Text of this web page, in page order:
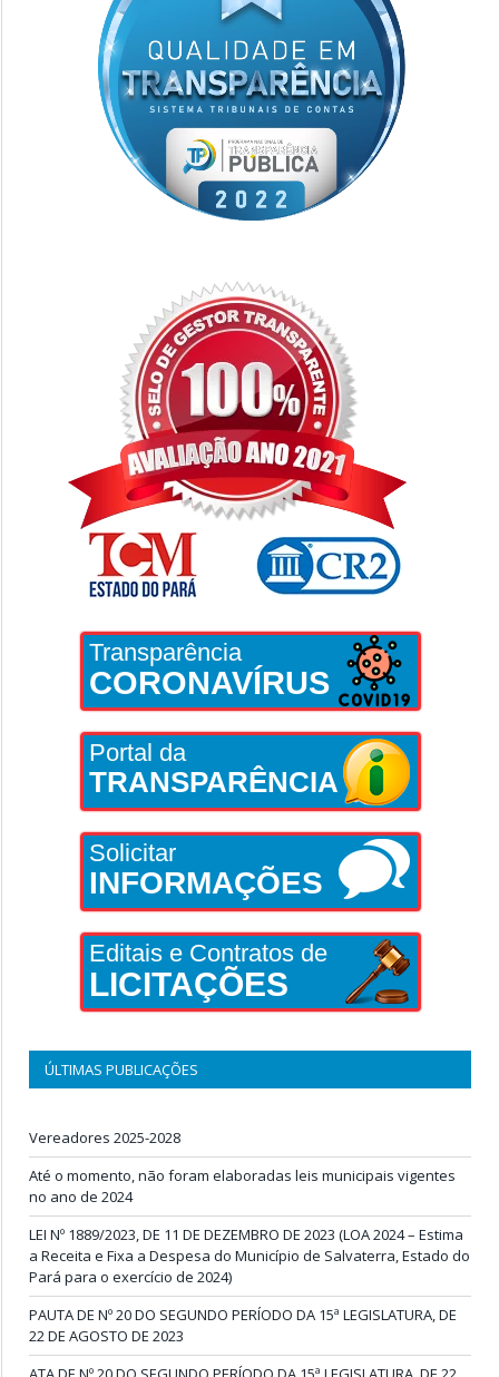
Transparência
CORONAVÍRUS
Portal da
TRANSPARÊNCIA
Solicitar
INFORMAÇÕES
Editais e Contratos de
LICITAÇÕES
ÚLTIMAS PUBLICAÇÕES
Vereadores 2025-2028
Até o momento, não foram elaboradas leis municipais vigentes
no ano de 2024
LEI Nº 1889/2023, DE 11 DE DEZEMBRO DE 2023 (LOA 2024 – Estima
a Receita e Fixa a Despesa do Município de Salvaterra, Estado do
Pará para o exercício de 2024)
PAUTA DE Nº 20 DO SEGUNDO PERÍODO DA 15ª LEGISLATURA, DE
22 DE AGOSTO DE 2023